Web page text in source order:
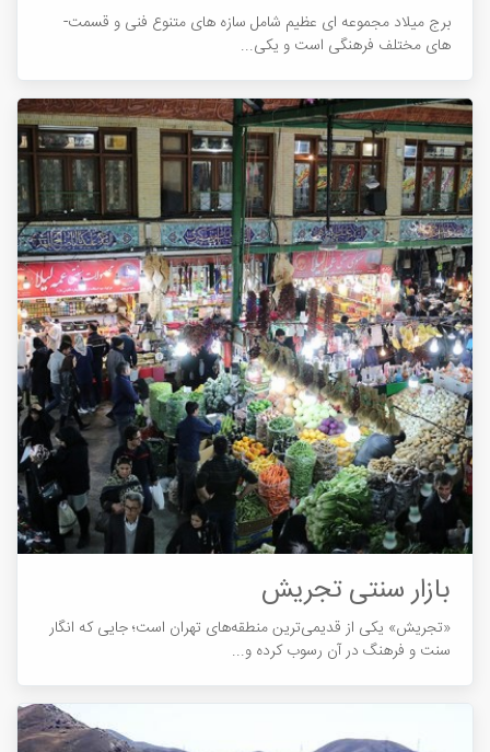
های مختلف فرهنگی است و یکی...
بازار سنتی تجریش
«تجریش» یکی از قدیمی‏‌ترین منطقه‎های تهران است؛ جایی که انگار
سنت و فرهنگ در آن رسوب کرده و...